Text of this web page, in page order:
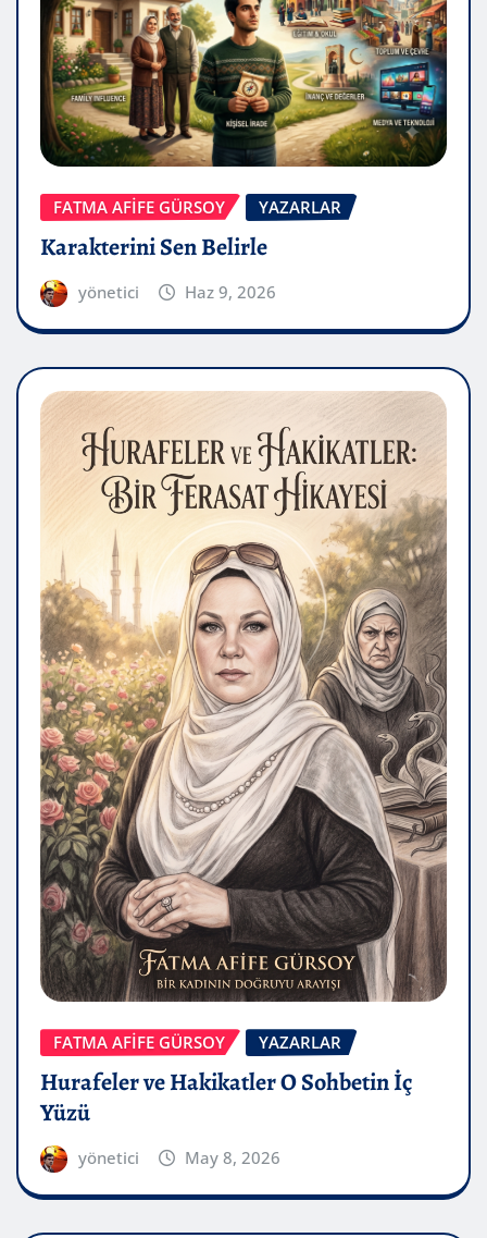
FATMA AFİFE GÜRSOY YAZARLAR
Karakterini Sen Belirle
yönetici Haz 9, 2026
FATMA AFİFE GÜRSOY YAZARLAR
Hurafeler ve Hakikatler O Sohbetin İç
Yüzü
yönetici May 8, 2026